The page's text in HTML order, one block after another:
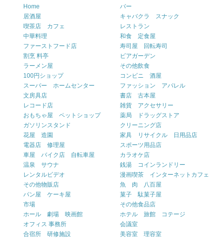
Home
バー
居酒屋
キャバクラ スナック
喫茶店 カフェ
レストラン
中華料理
和食 定食屋
ファーストフード店
寿司屋 回転寿司
割烹 料亭
ビアガーデン
ラーメン屋
その他飲食
100円ショップ
コンビニ 酒屋
スーパー ホームセンター
ファッション アパレル
文房具店
書店 古本屋
レコード店
雑貨 アクセサリー
おもちゃ屋 ペットショップ
薬局 ドラッグストア
ガソリンスタンド
クリーニング店
花屋 造園
家具 リサイクル 日用品店
電器店 修理屋
スポーツ用品店
車屋 バイク店 自転車屋
カラオケ店
温泉 サウナ
銭湯 コインランドリー
レンタルビデオ
漫画喫茶 インターネットカフェ
その他物販店
魚 肉 八百屋
パン屋 ケーキ屋
菓子 駄菓子屋
市場
その他食品店
ホール 劇場 映画館
ホテル 旅館 コテージ
オフィス 事務所
会議室
合宿所 研修施設
美容室 理容室